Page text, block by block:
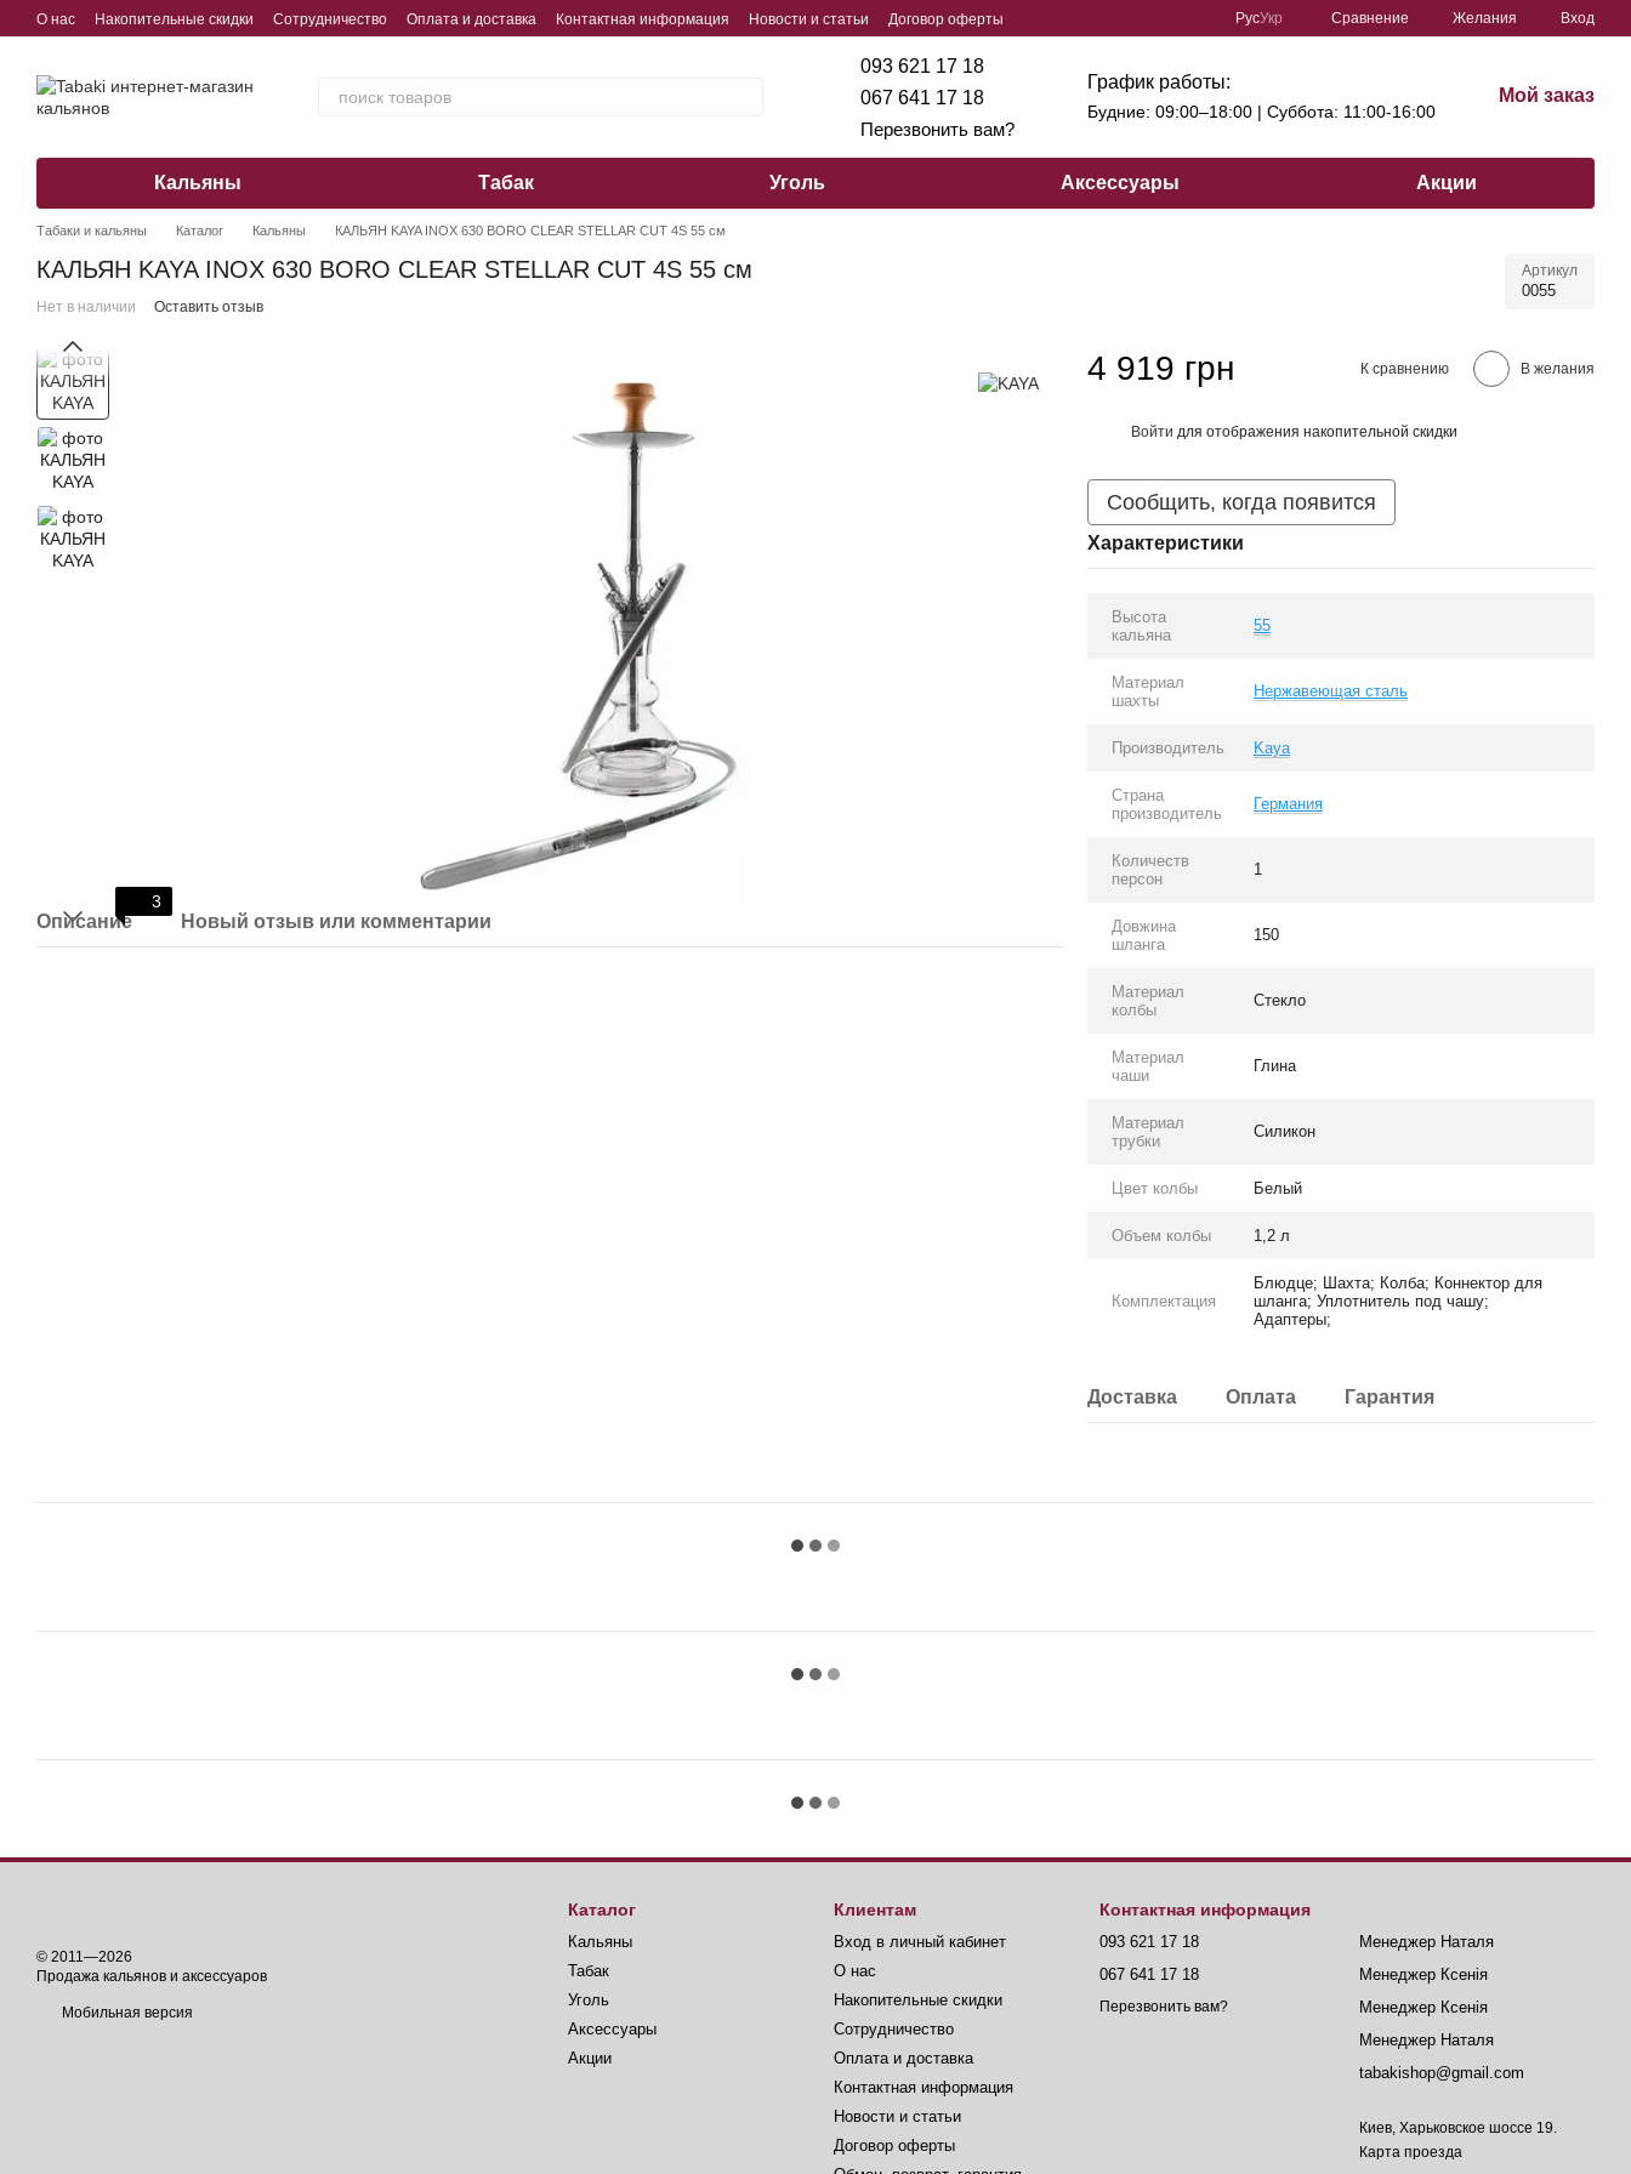
Перейти к основному контенту
О нас Накопительные скидки Сотрудничество Оплата и доставка Контактная информация Новости и статьи
Договор оферты
РусУкр Сравнение Желания Вход
093 621 17 18
067 641 17 18
Перезвонить вам?
График работы:
Будние: 09:00–18:00 | Cуббота: 11:00-16:00
Мой заказ
Кальяны Табак Уголь Аксессуары Акции
Табаки и кальяны Каталог Кальяны КАЛЬЯН KAYA INOX 630 BORO CLEAR STELLAR CUT 4S 55 см
КАЛЬЯН KAYA INOX 630 BORO CLEAR STELLAR CUT 4S 55 см Артикул
0055
Нет в наличии Оставить отзыв
3
Описание Новый отзыв или комментарий
4 919 грн К сравнению В желания
Войти для отображения накопительной скидки
Сообщить, когда появится
Характеристики
Высота
кальяна
55
Материал
шахты
Нержавеющая сталь
Производитель Kaya
Страна
производитель
Германия
Количеств
персон
1
Довжина
шланга
150
Материал
колбы
Стекло
Материал
чаши
Глина
Материал
трубки
Силикон
Цвет колбы Белый
Объем колбы 1,2 л
Комплектация
Блюдце; Шахта; Колба; Коннектор для
шланга; Уплотнитель под чашу;
Адаптеры;
Доставка Оплата Гарантия
© 2011—2026
Продажа кальянов и аксессуаров
Мобильная версия
Каталог
Кальяны
Табак
Уголь
Аксессуары
Акции
Клиентам
Вход в личный кабинет
О нас
Накопительные скидки
Сотрудничество
Оплата и доставка
Контактная информация
Новости и статьи
Договор оферты
Контактная информация
093 621 17 18
067 641 17 18
Перезвонить вам?
Менеджер Наталя
Менеджер Ксенія
Менеджер Ксенія
Менеджер Наталя
tabakishop@gmail.com
Киев, Харьковское шоссе 19.
Карта проезда